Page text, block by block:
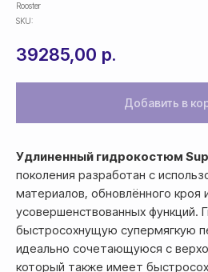
Rooster
SKU:
39285,00 р.
Добавить в
Удлиненный гидрокостюм
поколения разработан с
материалов, обновлённого кроя
усовершенствованных функций.
быстросохнущую супермягкую
идеально сочетающуюся с
который также имеет